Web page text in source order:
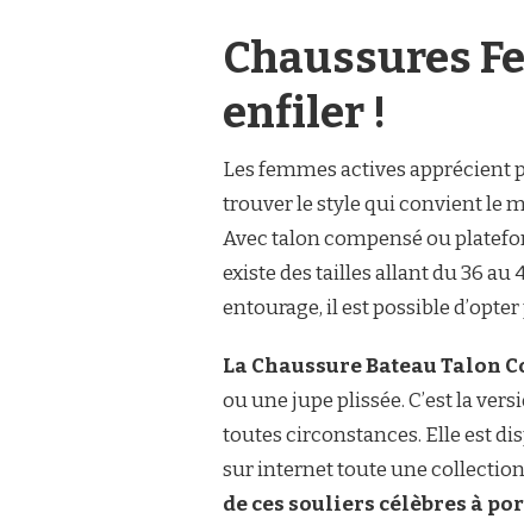
Chaussures
enfiler !
Les femmes actives apprécient
trouver le style qui convient le
Avec talon compensé ou
existe des tailles allant du 36
entourage, il est possible
La Chaussure Bateau Talon
ou une jupe plissée. C’est la
toutes circonstances. Elle est
sur internet toute une collection
de ces souliers célèbres à